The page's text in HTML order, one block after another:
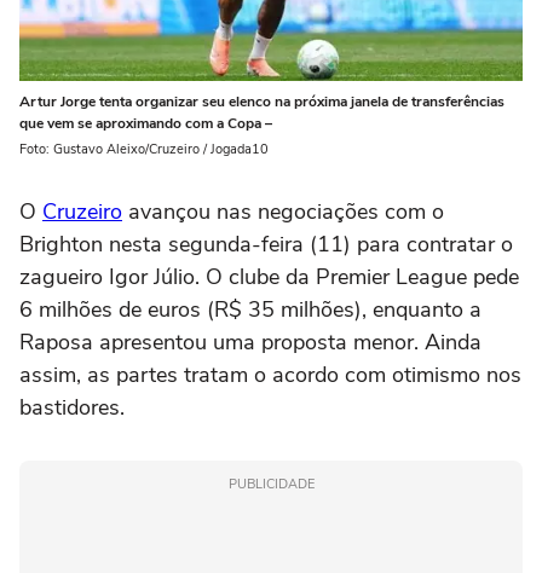
Artur Jorge tenta organizar seu elenco na próxima janela de transferências
que vem se aproximando com a Copa –
Foto: Gustavo Aleixo/Cruzeiro / Jogada10
O Cruzeiro avançou nas negociações com o
Brighton nesta segunda-feira (11) para contratar o
zagueiro Igor Júlio. O clube da Premier League pede
6 milhões de euros (R$ 35 milhões), enquanto a
Raposa apresentou uma proposta menor. Ainda
assim, as partes tratam o acordo com otimismo nos
bastidores.
PUBLICIDADE